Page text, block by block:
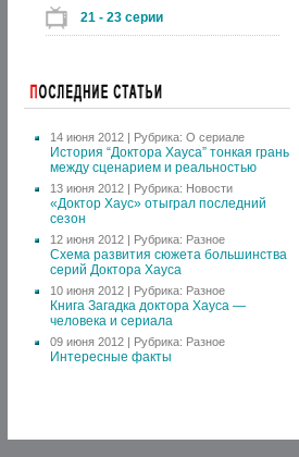
21 - 23 серии
14 июня 2012 | Рубрика: О сериале
История “Доктора Хауса” тонкая грань
между сценарием и реальностью
13 июня 2012 | Рубрика: Новости
«Доктор Хаус» отыграл последний
сезон
12 июня 2012 | Рубрика: Разное
Схема развития сюжета большинства
серий Доктора Хауса
10 июня 2012 | Рубрика: Разное
Книга Загадка доктора Хауса —
человека и сериала
09 июня 2012 | Рубрика: Разное
Интересные факты